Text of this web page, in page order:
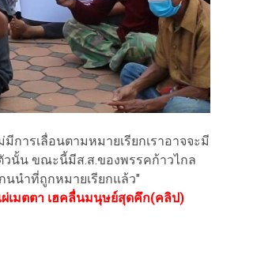
การเลื่อนตามหมายเรียกเราอาจจะมี
นั้น ขณะนี้มีส.ส.ของพรรคก้าวไกล
นนำที่ถูกหมายเรียกแล้ว"
เมตตา เฮคลื่นมนุษย์สุดคึก(คลิป)